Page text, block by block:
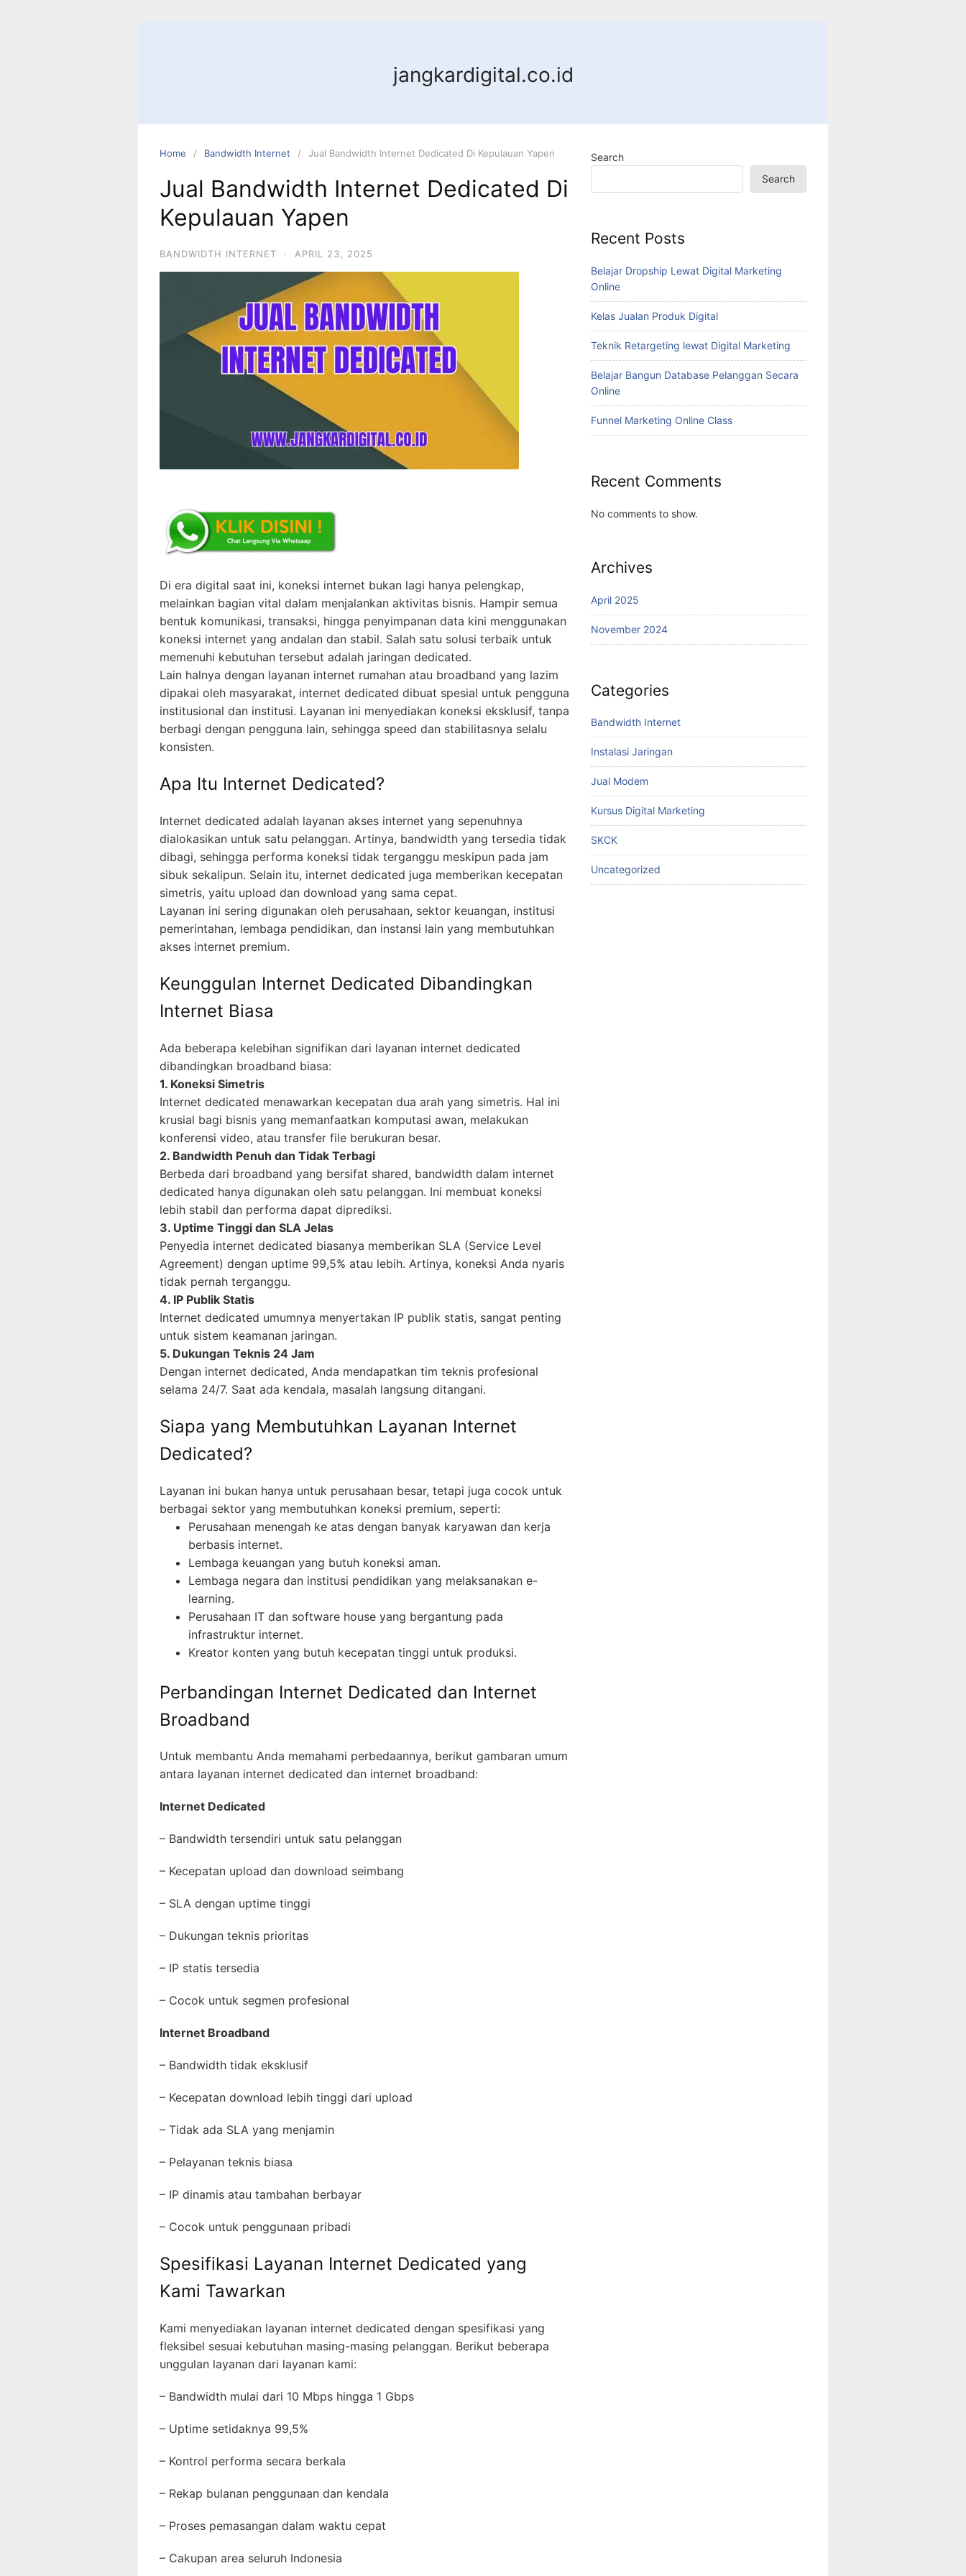
jangkardigital.co.id
Home Bandwidth Internet Jual Bandwidth Internet Dedicated Di Kepulauan Yapen
Jual Bandwidth Internet Dedicated Di
Kepulauan Yapen
BANDWIDTH INTERNET · APRIL 23, 2025
Di era digital saat ini, koneksi internet bukan lagi hanya pelengkap,
melainkan bagian vital dalam menjalankan aktivitas bisnis. Hampir semua
bentuk komunikasi, transaksi, hingga penyimpanan data kini menggunakan
koneksi internet yang andalan dan stabil. Salah satu solusi terbaik untuk
memenuhi kebutuhan tersebut adalah jaringan dedicated.
Lain halnya dengan layanan internet rumahan atau broadband yang lazim
dipakai oleh masyarakat, internet dedicated dibuat spesial untuk pengguna
institusional dan institusi. Layanan ini menyediakan koneksi eksklusif, tanpa
berbagi dengan pengguna lain, sehingga speed dan stabilitasnya selalu
konsisten.
Apa Itu Internet Dedicated?
Internet dedicated adalah layanan akses internet yang sepenuhnya
dialokasikan untuk satu pelanggan. Artinya, bandwidth yang tersedia tidak
dibagi, sehingga performa koneksi tidak terganggu meskipun pada jam
sibuk sekalipun. Selain itu, internet dedicated juga memberikan kecepatan
simetris, yaitu upload dan download yang sama cepat.
Layanan ini sering digunakan oleh perusahaan, sektor keuangan, institusi
pemerintahan, lembaga pendidikan, dan instansi lain yang membutuhkan
akses internet premium.
Keunggulan Internet Dedicated Dibandingkan
Internet Biasa
Ada beberapa kelebihan signifikan dari layanan internet dedicated
dibandingkan broadband biasa:
1. Koneksi Simetris
Internet dedicated menawarkan kecepatan dua arah yang simetris. Hal ini
krusial bagi bisnis yang memanfaatkan komputasi awan, melakukan
konferensi video, atau transfer file berukuran besar.
2. Bandwidth Penuh dan Tidak Terbagi
Berbeda dari broadband yang bersifat shared, bandwidth dalam internet
dedicated hanya digunakan oleh satu pelanggan. Ini membuat koneksi
lebih stabil dan performa dapat diprediksi.
3. Uptime Tinggi dan SLA Jelas
Penyedia internet dedicated biasanya memberikan SLA (Service Level
Agreement) dengan uptime 99,5% atau lebih. Artinya, koneksi Anda nyaris
tidak pernah terganggu.
4. IP Publik Statis
Internet dedicated umumnya menyertakan IP publik statis, sangat penting
untuk sistem keamanan jaringan.
5. Dukungan Teknis 24 Jam
Dengan internet dedicated, Anda mendapatkan tim teknis profesional
selama 24/7. Saat ada kendala, masalah langsung ditangani.
Siapa yang Membutuhkan Layanan Internet
Dedicated?
Layanan ini bukan hanya untuk perusahaan besar, tetapi juga cocok untuk
berbagai sektor yang membutuhkan koneksi premium, seperti:
Perusahaan menengah ke atas dengan banyak karyawan dan kerja
berbasis internet.
Lembaga keuangan yang butuh koneksi aman.
Lembaga negara dan institusi pendidikan yang melaksanakan e-
learning.
Perusahaan IT dan software house yang bergantung pada
infrastruktur internet.
Kreator konten yang butuh kecepatan tinggi untuk produksi.
Perbandingan Internet Dedicated dan Internet
Broadband
Untuk membantu Anda memahami perbedaannya, berikut gambaran umum
antara layanan internet dedicated dan internet broadband:
Internet Dedicated
– Bandwidth tersendiri untuk satu pelanggan
– Kecepatan upload dan download seimbang
– SLA dengan uptime tinggi
– Dukungan teknis prioritas
– IP statis tersedia
– Cocok untuk segmen profesional
Internet Broadband
– Bandwidth tidak eksklusif
– Kecepatan download lebih tinggi dari upload
– Tidak ada SLA yang menjamin
– Pelayanan teknis biasa
– IP dinamis atau tambahan berbayar
– Cocok untuk penggunaan pribadi
Spesifikasi Layanan Internet Dedicated yang
Kami Tawarkan
Kami menyediakan layanan internet dedicated dengan spesifikasi yang
fleksibel sesuai kebutuhan masing-masing pelanggan. Berikut beberapa
unggulan layanan dari layanan kami:
– Bandwidth mulai dari 10 Mbps hingga 1 Gbps
– Uptime setidaknya 99,5%
– Kontrol performa secara berkala
– Rekap bulanan penggunaan dan kendala
– Proses pemasangan dalam waktu cepat
– Cakupan area seluruh Indonesia
Search
Search
Recent Posts
Belajar Dropship Lewat Digital Marketing
Online
Kelas Jualan Produk Digital
Teknik Retargeting lewat Digital Marketing
Belajar Bangun Database Pelanggan Secara
Online
Funnel Marketing Online Class
Recent Comments
No comments to show.
Archives
April 2025
November 2024
Categories
Bandwidth Internet
Instalasi Jaringan
Jual Modem
Kursus Digital Marketing
SKCK
Uncategorized